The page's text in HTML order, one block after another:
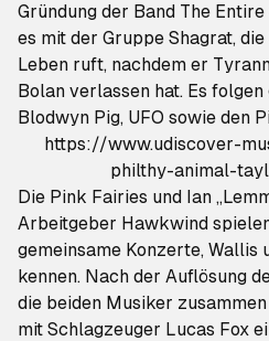
Gründung der Band The
es mit der Gruppe Shagrat,
Leben ruft, nachdem er
Bolan verlassen hat. Es
Blodwyn Pig, UFO sowie den
https://www.udiscover-
philthy-animal-
Die Pink Fairies und Ian
Arbeitgeber Hawkwind
gemeinsame Konzerte, Wallis
kennen. Nach der Auflösung
die beiden Musiker
mit Schlagzeuger Lucas Fox